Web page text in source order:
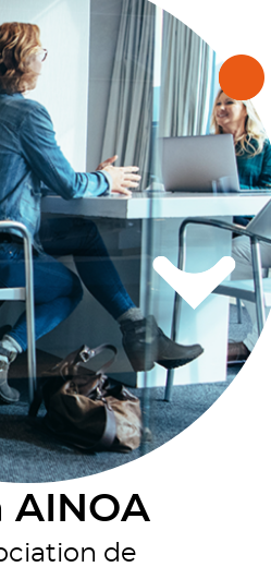
AINOA
de